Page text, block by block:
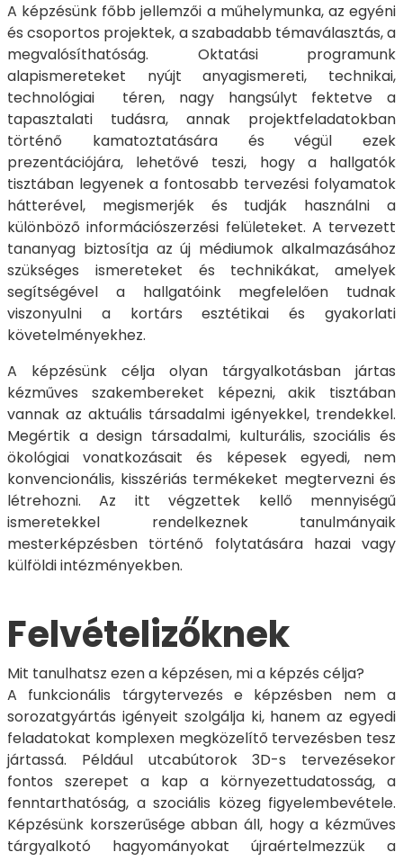
A képzésünk főbb jellemzői a műhelymunka, az egyéni
és csoportos projektek, a szabadabb témaválasztás, a
megvalósíthatóság. Oktatási programunk
alapismereteket nyújt anyagismereti, technikai,
technológiai téren, nagy hangsúlyt fektetve a
tapasztalati tudásra, annak projektfeladatokban
történő kamatoztatására és végül ezek
prezentációjára, lehetővé teszi, hogy a hallgatók
tisztában legyenek a fontosabb tervezési folyamatok
hátterével, megismerjék és tudják használni a
különböző információszerzési felületeket. A tervezett
tananyag biztosítja az új médiumok alkalmazásához
szükséges ismereteket és technikákat, amelyek
segítségével a hallgatóink megfelelően tudnak
viszonyulni a kortárs esztétikai és gyakorlati
követelményekhez.
A képzésünk célja olyan tárgyalkotásban jártas
kézműves szakembereket képezni, akik tisztában
vannak az aktuális társadalmi igényekkel, trendekkel.
Megértik a design társadalmi, kulturális, szociális és
ökológiai vonatkozásait és képesek egyedi, nem
konvencionális, kisszériás termékeket megtervezni és
létrehozni. Az itt végzettek kellő mennyiségű
ismeretekkel rendelkeznek tanulmányaik
mesterképzésben történő folytatására hazai vagy
külföldi intézményekben.
Felvételizőknek
Mit tanulhatsz ezen a képzésen, mi a képzés célja?
A funkcionális tárgytervezés e képzésben nem a
sorozatgyártás igényeit szolgálja ki, hanem az egyedi
feladatokat komplexen megközelítő tervezésben tesz
jártassá. Például utcabútorok 3D-s tervezésekor
fontos szerepet a kap a környezettudatosság, a
fenntarthatóság, a szociális közeg figyelembevétele.
Képzésünk korszerűsége abban áll, hogy a kézműves
tárgyalkotó hagyományokat újraértelmezzük a